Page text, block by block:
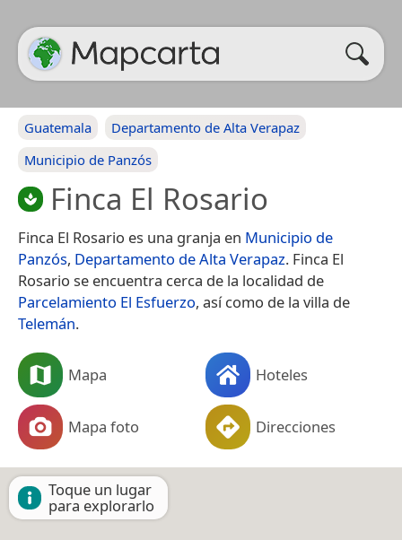
Guatemala
Departamento de Alta Verapaz
Municipio de Panzós
Finca El Rosario
Finca El Rosario es una granja en Municipio de
Panzós, Departamento de Alta Verapaz. Finca El
Rosario se encuentra cerca de la localidad de
Parcelamiento El Esfuerzo, así como de la villa de
Telemán.
Mapa Hoteles
Mapa foto Direcciones
Toque un lugar
para explorarlo